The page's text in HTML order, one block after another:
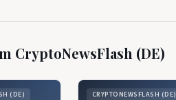
CryptoNewsFlash (DE)
(DE) CRYPTONEWSFLASH (DE)